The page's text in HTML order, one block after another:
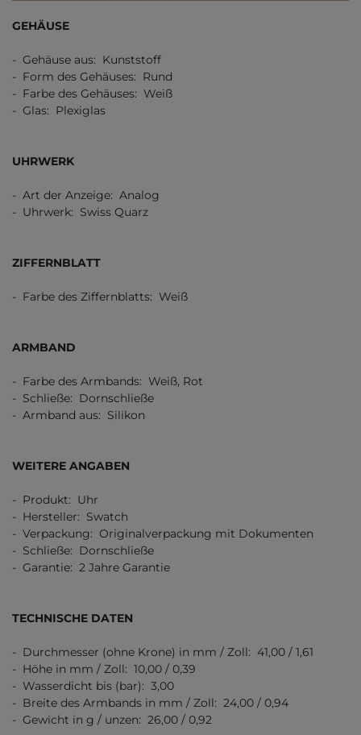
GEHÄUSE
- Gehäuse aus: Kunststoff
- Form des Gehäuses: Rund
- Farbe des Gehäuses: Weiß
- Glas: Plexiglas
UHRWERK
- Art der Anzeige: Analog
- Uhrwerk: Swiss Quarz
ZIFFERNBLATT
- Farbe des Ziffernblatts: Weiß
ARMBAND
- Farbe des Armbands: Weiß, Rot
- Schließe: Dornschließe
- Armband aus: Silikon
WEITERE ANGABEN
- Produkt: Uhr
- Hersteller: Swatch
- Verpackung: Originalverpackung mit Dokumenten
- Schließe: Dornschließe
- Garantie: 2 Jahre Garantie
TECHNISCHE DATEN
- Durchmesser (ohne Krone) in mm / Zoll: 41,00 / 1,61
- Höhe in mm / Zoll: 10,00 / 0,39
- Wasserdicht bis (bar): 3,00
- Breite des Armbands in mm / Zoll: 24,00 / 0,94
- Gewicht in g / unzen: 26,00 / 0,92